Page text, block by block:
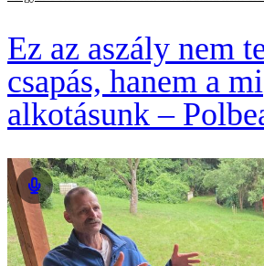
Ez az aszály nem
csapás, hanem a mi
alkotásunk –